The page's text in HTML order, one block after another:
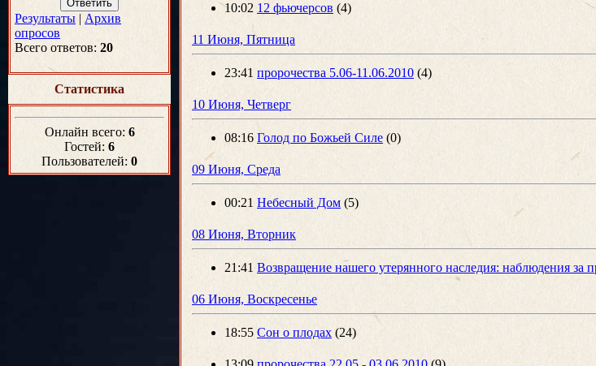
Результаты | Архив
опросов
Всего ответов: 20
Статистика
Онлайн всего: 6
Гостей: 6
Пользователей: 0
10:02 12 фьючерсов (4)
11 Июня, Пятница
23:41 пророчества 5.06-11.06.2010 (4)
10 Июня, Четверг
08:16 Голод по Божьей Силе (0)
09 Июня, Среда
00:21 Небесный Дом (5)
08 Июня, Вторник
21:41 Возвращение нашего утерянного наследия: наблюдения за
06 Июня, Воскресенье
18:55 Сон о плодах (24)